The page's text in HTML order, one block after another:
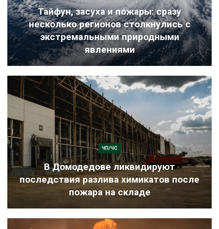
Тайфун, засуха и пожары: сразу
несколько регионов столкнулись с
экстремальными природными
явлениями
ЧП/ЧС
В Домодедове ликвидируют
последствия разлива химикатов после
пожара на складе